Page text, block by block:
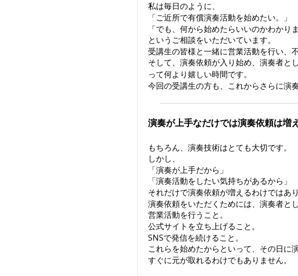
私は毎日のように、
「ご近所で有償演奏活動を始めたい。」
「でも、何から始めたらいいのかわかり
というご相談をいただいています。
受講生の皆様と一緒に営業活動を行い、
そして、演奏依頼が入り始め、演奏者と
って何より嬉しい時間です。
今回の受講生の方も、これからさらに演
演奏が上手なだけでは演奏依頼は増
もちろん、演奏技術はとても大切です。
しかし、
「演奏が上手だから」
「演奏活動をしたい気持ちがあるから」
それだけで演奏依頼が増えるわけではあり
演奏依頼をいただくためには、演奏者と
営業活動を行うこと。
公式サイトを立ち上げること。
SNSで発信を続けること。
これらを始めたからといって、その日に
すぐに元が取れるわけでもありません。